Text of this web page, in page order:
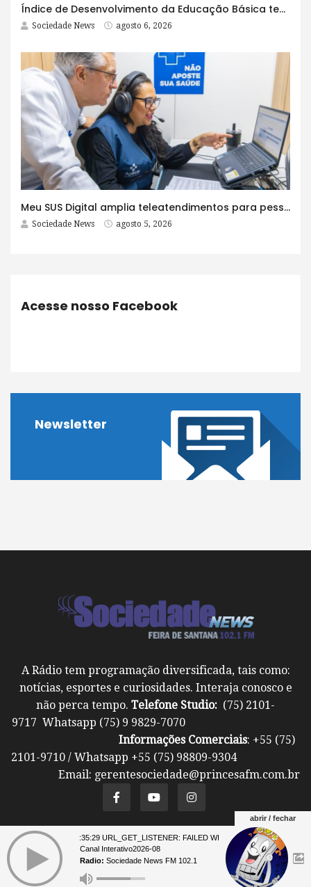
Índice de Desenvolvimento da Educação Básica tem elevação em todas as etapas
Sociedade News agosto 6, 2026
Meu SUS Digital amplia teleatendimentos para pessoas com problemas com jogos e apostas
Sociedade News agosto 5, 2026
Acesse nosso Facebook
Newsletter
A Rádio tem programação diversificada, tais como:
notícias, esportes e curiosidades. Interaja conosco e
não perca tempo. Telefone Studio: (75) 2101-
9717 Whatsapp (75) 9 9829-7070
Informações Comerciais: +55 (75)
2101-9710 / Whatsapp +55 (75) 98809-9304
Email: gerentesociedade@princesafm.com.br
Um site pertencente a Fundação Santo Antônio ©
Todos os direitos reservados.
abrir / fechar
07 23:35:29 URL_GET_LISTENER: FAILED WITH ERROR: **** 07
Canal Interativo2026-08
Radio: Sociedade News FM 102.1